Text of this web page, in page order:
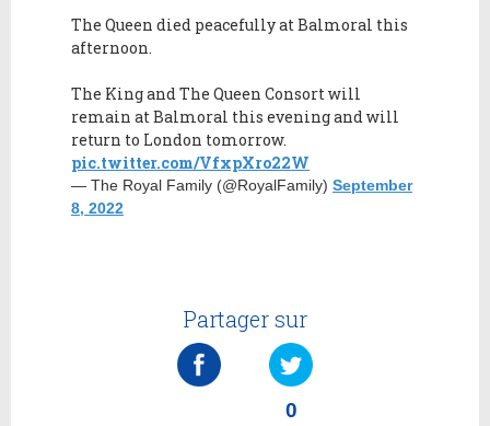
The Queen died peacefully at Balmoral this
afternoon.
The King and The Queen Consort will
remain at Balmoral this evening and will
return to London tomorrow.
pic.twitter.com/VfxpXro22W
— The Royal Family (@RoyalFamily) September
8, 2022
Partager sur
0